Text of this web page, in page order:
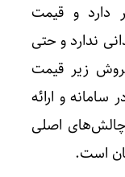
دارد و قیمت
ندارد و حتی
زیر قیمت
و ارائه
اصلی
است.